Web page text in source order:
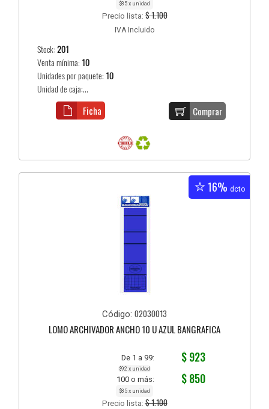
$85 x unidad
Precio lista:$ 1.100
IVA Incluido
Stock:201
Venta mínima: 10
Unidades por paquete: 10
Unidad de caja:...
Comprar
Ficha
16% dcto
Código: 02030013
LOMO ARCHIVADOR ANCHO 10 U AZUL BANGRAFICA
De 1 a 99: $ 923
$92 x unidad
100 o más: $ 850
$85 x unidad
Precio lista:$ 1.100